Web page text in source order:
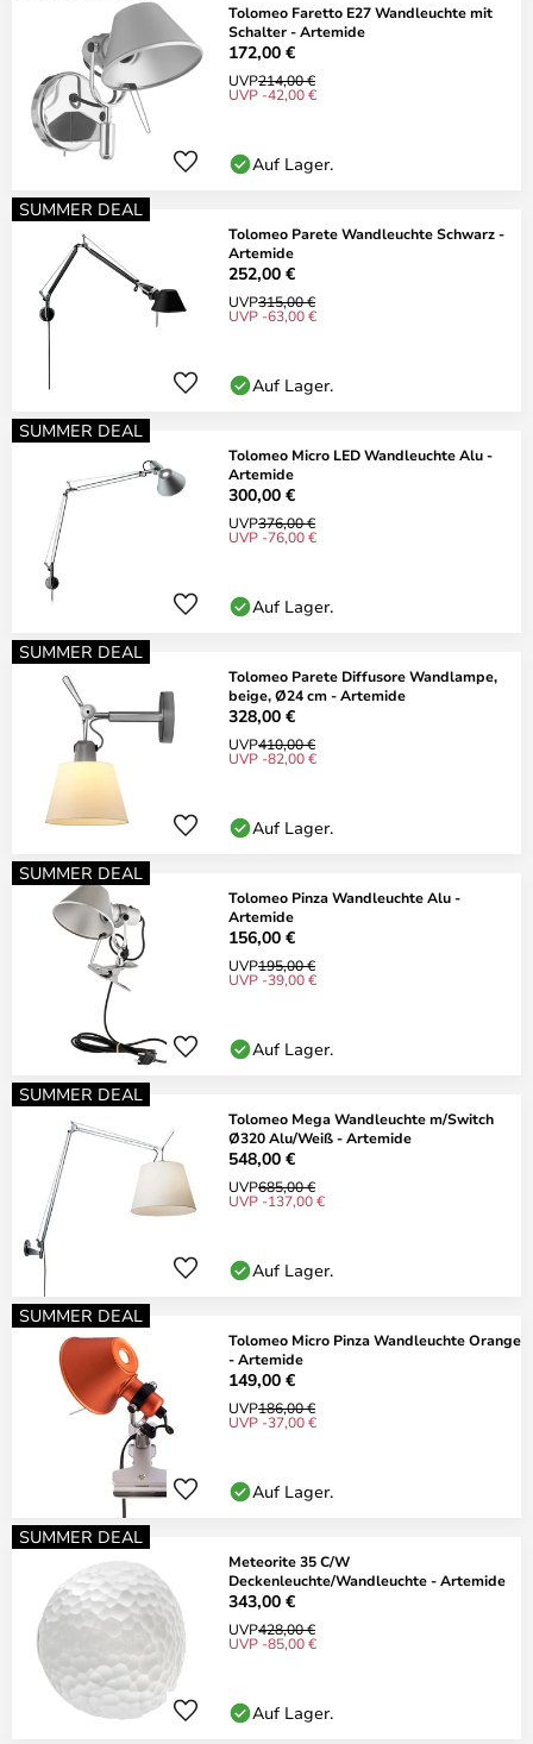
Tolomeo Faretto E27 Wandleuchte mit
Schalter - Artemide
172,00 €
UVP214,00 €
UVP -42,00 €
Auf Lager.
SUMMER DEAL
Tolomeo Parete Wandleuchte Schwarz -
Artemide
252,00 €
UVP315,00 €
UVP -63,00 €
Auf Lager.
SUMMER DEAL
Tolomeo Micro LED Wandleuchte Alu -
Artemide
300,00 €
UVP376,00 €
UVP -76,00 €
Auf Lager.
SUMMER DEAL
Tolomeo Parete Diffusore Wandlampe,
beige, Ø24 cm - Artemide
328,00 €
UVP410,00 €
UVP -82,00 €
Auf Lager.
SUMMER DEAL
Tolomeo Pinza Wandleuchte Alu -
Artemide
156,00 €
UVP195,00 €
UVP -39,00 €
Auf Lager.
SUMMER DEAL
Tolomeo Mega Wandleuchte m/Switch
Ø320 Alu/Weiß - Artemide
548,00 €
UVP685,00 €
UVP -137,00 €
Auf Lager.
SUMMER DEAL
Tolomeo Micro Pinza Wandleuchte Orange
- Artemide
149,00 €
UVP186,00 €
UVP -37,00 €
Auf Lager.
SUMMER DEAL
Meteorite 35 C/W
Deckenleuchte/Wandleuchte - Artemide
343,00 €
UVP428,00 €
UVP -85,00 €
Auf Lager.